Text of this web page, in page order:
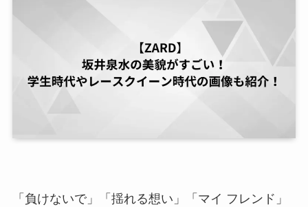
「負けないで」「揺れる想い」「マイ フレンド」